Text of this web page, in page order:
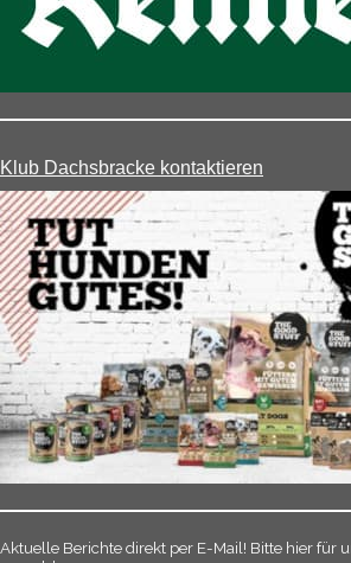
Klub Dachsbracke kontaktieren
Aktuelle Berichte direkt per E-Mail! Bitte hier für